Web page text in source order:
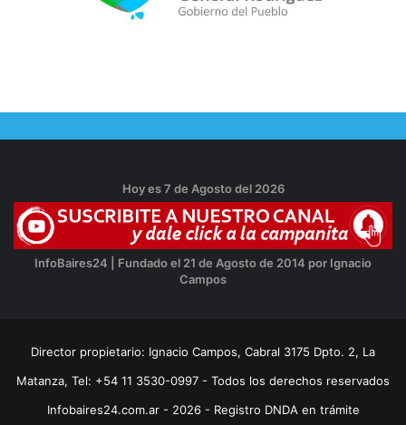
Hoy es 7 de Agosto del 2026
InfoBaires24 | Fundado el 21 de Agosto de 2014 por Ignacio
Campos
Director propietario: Ignacio Campos, Cabral 3175 Dpto. 2, La
Matanza, Tel: +54 11 3530-0997 - Todos los derechos reservados
Infobaires24.com.ar - 2026 - Registro DNDA en trámite